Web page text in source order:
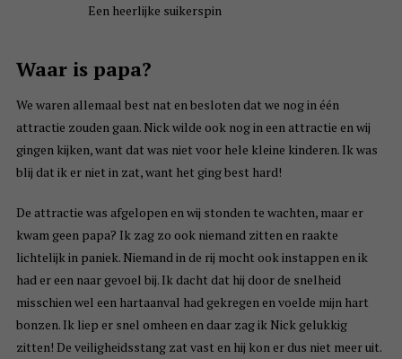
Een heerlijke suikerspin
Waar is papa?
We waren allemaal best nat en besloten dat we nog in één
attractie zouden gaan. Nick wilde ook nog in een attractie en wij
gingen kijken, want dat was niet voor hele kleine kinderen. Ik was
blij dat ik er niet in zat, want het ging best hard!
De attractie was afgelopen en wij stonden te wachten, maar er
kwam geen papa? Ik zag zo ook niemand zitten en raakte
lichtelijk in paniek. Niemand in de rij mocht ook instappen en ik
had er een naar gevoel bij. Ik dacht dat hij door de snelheid
misschien wel een hartaanval had gekregen en voelde mijn hart
bonzen. Ik liep er snel omheen en daar zag ik Nick gelukkig
zitten! De veiligheidsstang zat vast en hij kon er dus niet meer uit.